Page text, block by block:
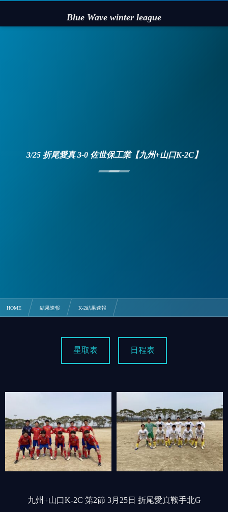
Blue Wave winter league
3/25 折尾愛真 3-0 佐世保工業【九州+山口K-2C】
HOME 結果速報 K-2結果速報
星取表 日程表
九州+山口K-2C 第2節 3月25日 折尾愛真鞍手北G